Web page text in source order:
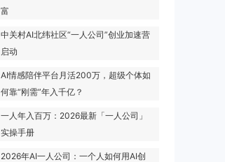
富
中关村AI北纬社区“一人公司”创业加速营
启动
AI情感陪伴平台月活200万，超级个体如
何靠“刚需”年入千亿？
一人年入百万：2026最新「一人公司」
实操手册
2026年AI一人公司：一个人如何用AI创